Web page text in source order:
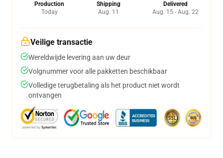
Production
Today
Shipping
Aug. 11
Delivered
Aug. 15 - Aug. 22
Veilige transactie
Wereldwijde levering aan uw deur
Volgnummer voor alle pakketten beschikbaar
Volledige terugbetaling als het product niet wordt
ontvangen